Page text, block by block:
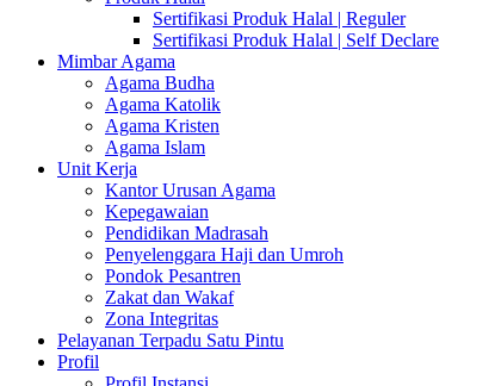
Sertifikasi Produk Halal | Reguler
Sertifikasi Produk Halal | Self Declare
Mimbar Agama
Agama Budha
Agama Katolik
Agama Kristen
Agama Islam
Unit Kerja
Kantor Urusan Agama
Kepegawaian
Pendidikan Madrasah
Penyelenggara Haji dan Umroh
Pondok Pesantren
Zakat dan Wakaf
Zona Integritas
Pelayanan Terpadu Satu Pintu
Profil